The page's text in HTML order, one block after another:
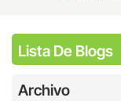
Lista De Blogs
Archivo